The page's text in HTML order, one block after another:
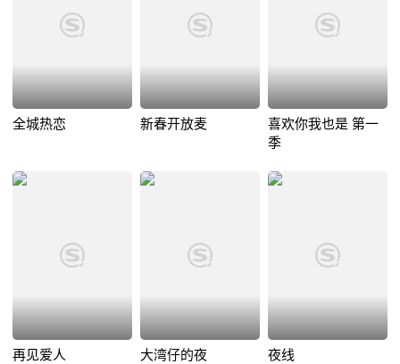
全城热恋 新春开放麦
喜欢你我也是 第一
季
再见爱人 大湾仔的夜 夜线